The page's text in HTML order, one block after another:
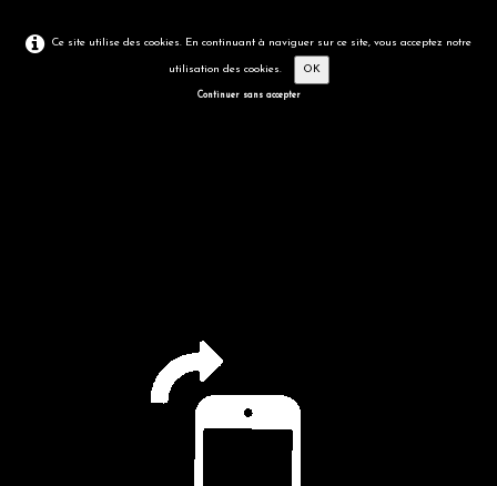
Ce site utilise des cookies. En continuant à naviguer sur ce site, vous acceptez notre
utilisation des cookies. OK
Continuer sans accepter